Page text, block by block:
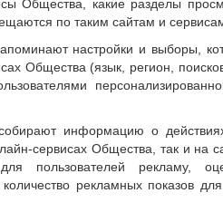
Общества, какие разделы
по таким сайтам и
настройки и выборы,
Общества (язык, регион,
информацию о
сервисах Общества, так и на
пользователей рекламу,
количество рекламных показов